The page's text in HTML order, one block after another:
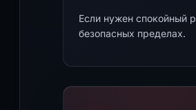
Если нужен спокойный
безопасных пределах.